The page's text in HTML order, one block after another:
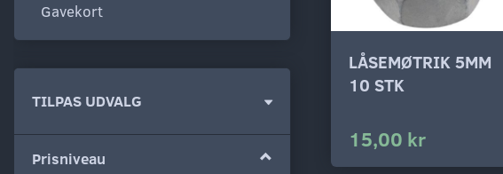
Gavekort
TILPAS UDVALG
Prisniveau
LÅSEMØTRIK 5MM
10 STK
15,00 kr